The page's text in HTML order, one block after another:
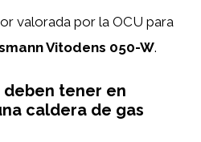
valorada por la OCU para
Vitodens 050-W.
tener en
caldera de gas